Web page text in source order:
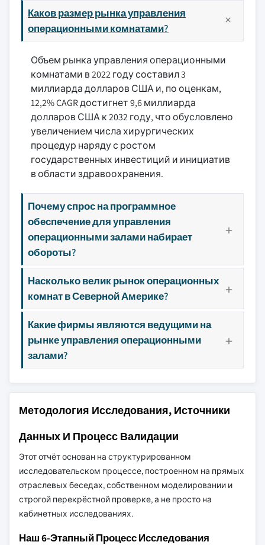
Каков размер рынка управления
операционными комнатами?
Объем рынка управления операционными
комнатами в 2022 году составил 3
миллиарда долларов США и, по оценкам,
12,2% CAGR достигнет 9,6 миллиарда
долларов США к 2032 году, что обусловлено
увеличением числа хирургических
процедур наряду с ростом
государственных инвестиций и инициатив
в области здравоохранения.
Почему спрос на программное
обеспечение для управления
операционными залами набирает
обороты?
Насколько велик рынок операционных
комнат в Северной Америке?
Какие фирмы являются ведущими на
рынке управления операционными
залами?
Методология Исследования, Источники
Данных И Процесс Валидации
Этот отчёт основан на структурированном
исследовательском процессе, построенном на прямых
отраслевых беседах, собственном моделировании и
строгой перекрёстной проверке, а не просто на
кабинетных исследованиях.
Наш 6-Этапный Процесс Исследования